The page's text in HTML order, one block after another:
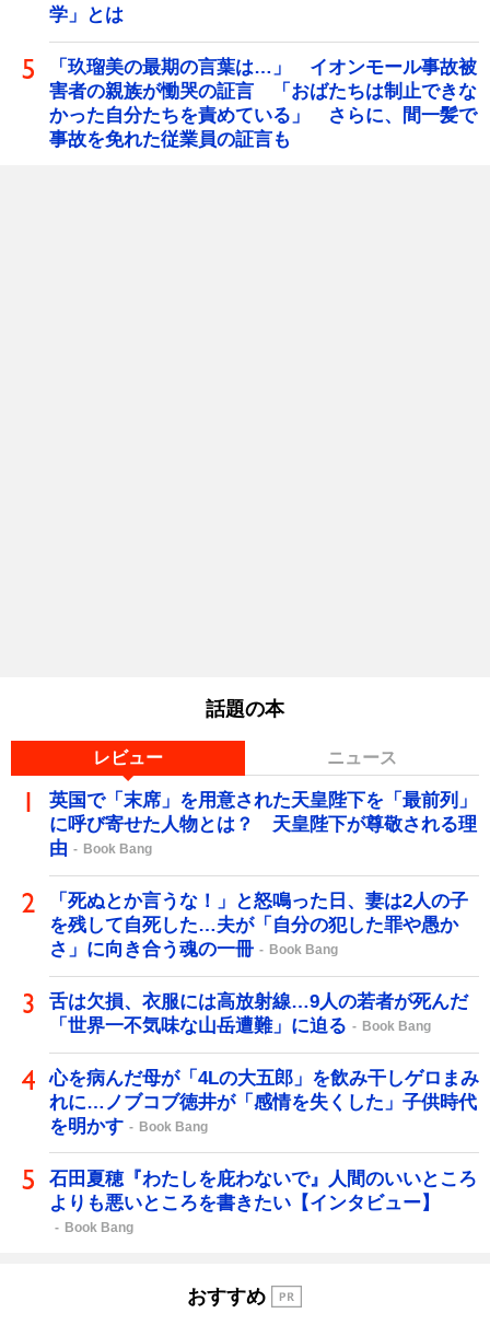
学」とは
「玖瑠美の最期の言葉は…」 イオンモール事故被
害者の親族が慟哭の証言 「おばたちは制止できな
かった自分たちを責めている」 さらに、間一髪で
事故を免れた従業員の証言も
話題の本
レビュー ニュース
英国で「末席」を用意された天皇陛下を「最前列」
に呼び寄せた人物とは？ 天皇陛下が尊敬される理
由
Book Bang
「死ぬとか言うな！」と怒鳴った日、妻は2人の子
を残して自死した…夫が「自分の犯した罪や愚か
さ」に向き合う魂の一冊
Book Bang
舌は欠損、衣服には高放射線…9人の若者が死んだ
「世界一不気味な山岳遭難」に迫る
Book Bang
心を病んだ母が「4Lの大五郎」を飲み干しゲロまみ
れに…ノブコブ徳井が「感情を失くした」子供時代
を明かす
Book Bang
石田夏穂『わたしを庇わないで』人間のいいところ
よりも悪いところを書きたい【インタビュー】
Book Bang
おすすめ